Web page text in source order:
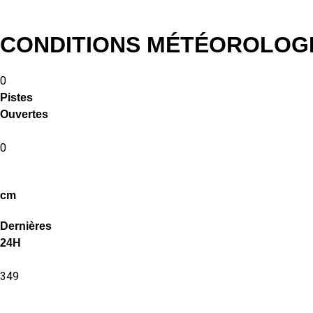
CONDITIONS
0
Pistes
Ouvertes
0
cm
Dernières
24H
349